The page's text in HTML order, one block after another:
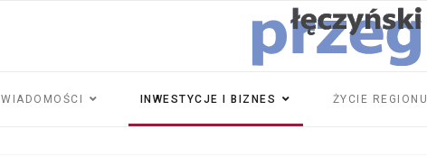
WIADOMOŚCI INWESTYCJE I BIZNES ŻYCIE REGIONU